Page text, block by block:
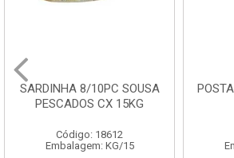
SARDINHA 8/10PC SOUSA
PESCADOS CX 15KG
Código: 18612
Embalagem: KG/15